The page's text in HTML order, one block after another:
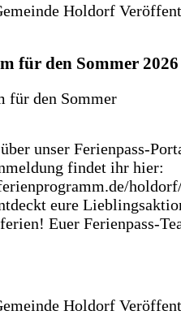
Holdorf
für den Sommer
unser Ferienpass-
findet ihr hier:
eure
Euer Ferienpass-
Holdorf